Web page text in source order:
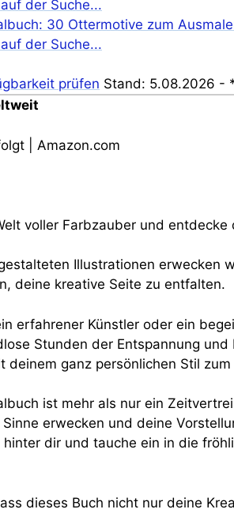
30 Ottermotive zum
der Suche...
prüfen Stand: 5.08.2026 -
| Amazon.com
voller Farbzauber und
Illustrationen erwecken
deine kreative Seite zu entfalten.
erfahrener Künstler oder ein
Stunden der Entspannung
deinem ganz persönlichen Stil
ist mehr als nur ein
erwecken und deine
dir und tauche ein in die
dieses Buch nicht nur deine